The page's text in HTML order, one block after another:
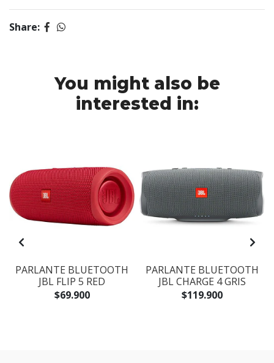
Share:
You might also be
interested in:
PARLANTE BLUETOOTH
JBL FLIP 5 RED
$69.900
PARLANTE BLUETOOTH
JBL CHARGE 4 GRIS
$119.900